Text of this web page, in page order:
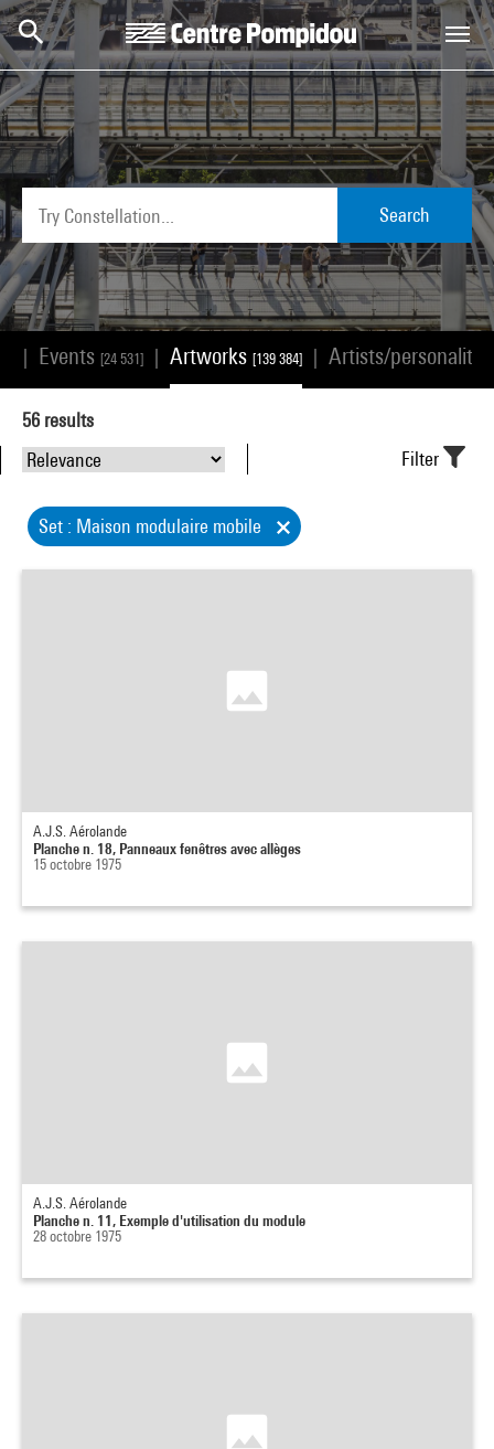
Skip to main content
Centre Pompidou
Search
Events [24 531] Artworks [139 384] Artists/
56 results
Filter
Set : Maison modulaire mobile
A.J.S. Aérolande
Planche n. 18, Panneaux fenêtres avec allèges
15 octobre 1975
A.J.S. Aérolande
Planche n. 11, Exemple d'utilisation du module
28 octobre 1975